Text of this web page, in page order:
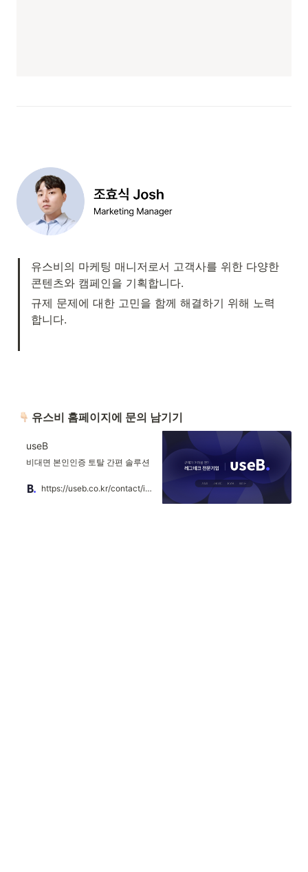
유스비의 마케팅 매니저로서 고객사를 위한 다양한
콘텐츠와 캠페인을 기획합니다.
규제 문제에 대한 고민을 함께 해결하기 위해 노력
합니다.
유스비 홈페이지에 문의 남기기
useB
비대면 본인인증 토탈 간편 솔루션
https://useb.co.kr/contact/inquiry